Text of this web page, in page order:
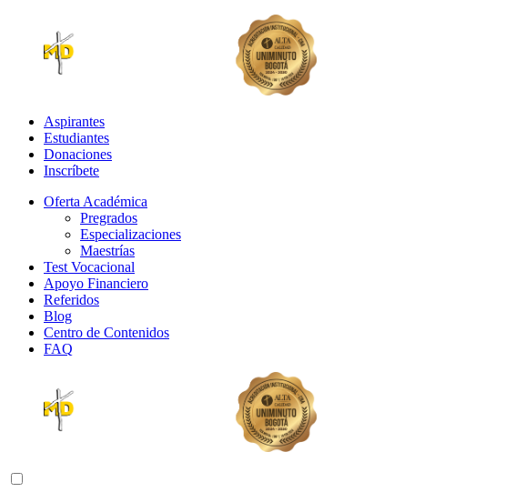
Aspirantes
Estudiantes
Donaciones
Inscríbete
Oferta Académica
Pregrados
Especializaciones
Maestrías
Test Vocacional
Apoyo Financiero
Referidos
Blog
Centro de Contenidos
FAQ
Abrir menú de navegación